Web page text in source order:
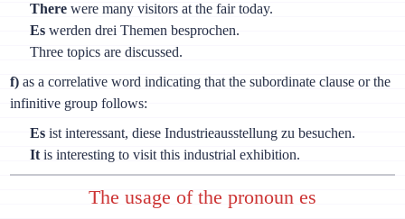
Therewere many visitors at the fair today.
Eswerden drei Themen besprochen.
Three topics are discussed.
f) as a correlative word indicating that the subordinate clause or the
infinitive group follows:
Esist interessant, diese Industrieausstellung zu besuchen.
Itis interesting to visit this industrial exhibition.
The usage of the pronoun es